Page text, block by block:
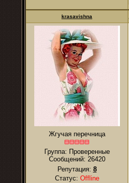
krasavishna
Жгучая перечница
Группа: Проверенные
Сообщений: 26420
Репутация: 8
Статус: Offline